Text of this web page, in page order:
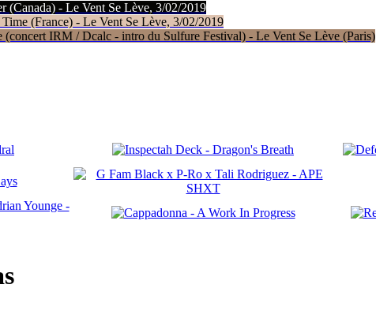
(Canada) - Le Vent Se Lève, 3/02/2019
(France) - Le Vent Se Lève, 3/02/2019
IRM / Dcalc - intro du Sulfure Festival) - Le Vent Se Lève (Paris)